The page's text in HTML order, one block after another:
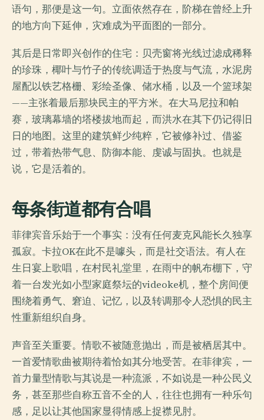
语句，那便是这一句。立面依然存在，阶梯在曾经上升
的地方向下延伸，灾难成为平面图的一部分。
其后是日常即兴创作的住宅：贝壳窗将光线过滤成稀释
的珍珠，椰叶与竹子的传统调适于热度与气流，水泥房
屋配以铁艺格栅、彩绘圣像、储水桶，以及一个篮球架
——主张着最后那块民主的平方米。在大马尼拉和帕
赛，玻璃幕墙的塔楼拔地而起，而洪水在其下仍记得旧
日的地图。这里的建筑鲜少纯粹，它被修补过、借鉴
过，带着热带气息、防御本能、虔诚与固执。也就是
说，它是活着的。
每条街道都有合唱
菲律宾音乐始于一个事实：没有任何麦克风能长久独享
孤寂。卡拉OK在此不是噱头，而是社交语法。有人在
生日宴上歌唱，在村民礼堂里，在雨中的帆布棚下，守
着一台发光如小型家庭祭坛的videoke机，整个房间便
围绕着勇气、窘迫、记忆，以及转调那令人恐惧的民主
性重新组织自身。
声音至关重要。情歌不被随意抛出，而是被栖居其中。
一首爱情歌曲被期待着恰如其分地受苦。在菲律宾，一
首力量型情歌与其说是一种流派，不如说是一种公民义
务，甚至那些自称五音不全的人，往往也拥有一种乐句
感，足以让其他国家显得情感上捉襟见肘。